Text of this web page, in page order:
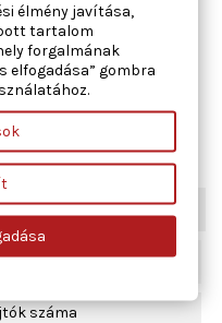
funkcióval
oldal
száma
élmény javítása,
tartalom
forgalmának
elfogadása” gombra